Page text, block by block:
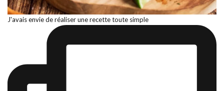
J'avais envie de réaliser une recette toute simple